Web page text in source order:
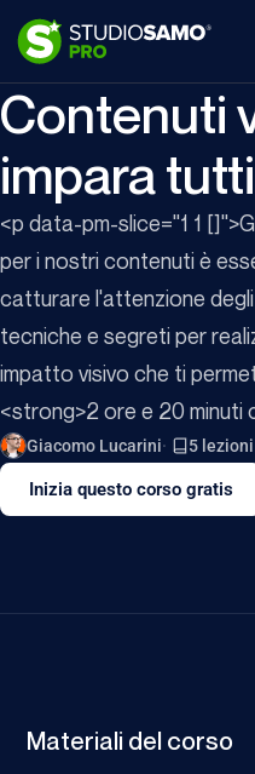
Contenuti
impara
<p data-pm-slice="1 1
per i nostri contenuti è
catturare l'attenzione
tecniche e segreti per
impatto visivo che ti
<strong>2 ore e 20 minuti
Giacomo Lucarini 5 lezioni
Inizia questo corso gratis
Materiali del corso